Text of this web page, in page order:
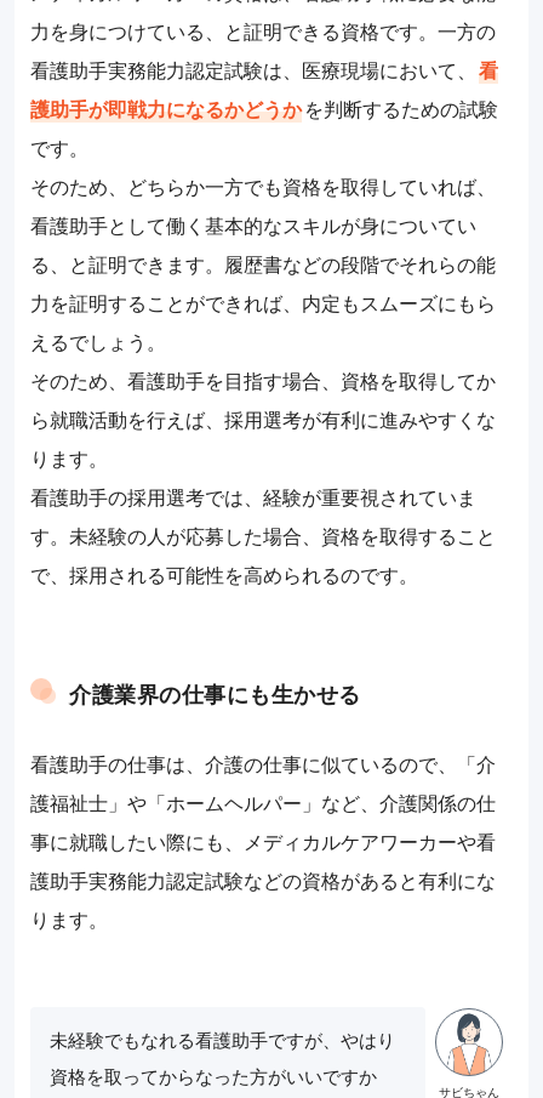
力を身につけている、と証明できる資格です。一方の
看護助手実務能力認定試験は、医療現場において、 看
護助手が即戦力になるかどうかを判断するための試験
です。
そのため、どちらか一方でも資格を取得していれば、
看護助手として働く基本的なスキルが身についてい
る、と証明できます。履歴書などの段階でそれらの能
力を証明することができれば、内定もスムーズにもら
えるでしょう。
そのため、看護助手を目指す場合、資格を取得してか
ら就職活動を行えば、採用選考が有利に進みやすくな
ります。
看護助手の採用選考では、経験が重要視されていま
す。未経験の人が応募した場合、資格を取得すること
で、採用される可能性を高められるのです。
介護業界の仕事にも生かせる
看護助手の仕事は、介護の仕事に似ているので、「介
護福祉士」や「ホームヘルパー」など、介護関係の仕
事に就職したい際にも、メディカルケアワーカーや看
護助手実務能力認定試験などの資格があると有利にな
ります。
未経験でもなれる看護助手ですが、やはり
資格を取ってからなった方がいいですか